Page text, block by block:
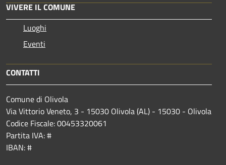
VIVERE IL COMUNE
Luoghi
Eventi
CONTATTI
Comune di Olivola
Via Vittorio Veneto, 3 - 15030 Olivola (AL) - 15030 - Olivola
Codice Fiscale: 00453320061
Partita IVA: #
IBAN: #